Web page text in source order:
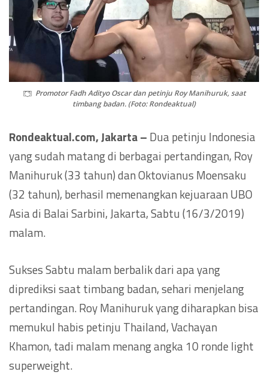
Promotor Fadh Adityo Oscar dan petinju Roy Manihuruk, saat
timbang badan. (Foto: Rondeaktual)
Rondeaktual.com, Jakarta – Dua petinju Indonesia
yang sudah matang di berbagai pertandingan, Roy
Manihuruk (33 tahun) dan Oktovianus Moensaku
(32 tahun), berhasil memenangkan kejuaraan UBO
Asia di Balai Sarbini, Jakarta, Sabtu (16/3/2019)
malam.
Sukses Sabtu malam berbalik dari apa yang
diprediksi saat timbang badan, sehari menjelang
pertandingan. Roy Manihuruk yang diharapkan bisa
memukul habis petinju Thailand, Vachayan
Khamon, tadi malam menang angka 10 ronde light
superweight.